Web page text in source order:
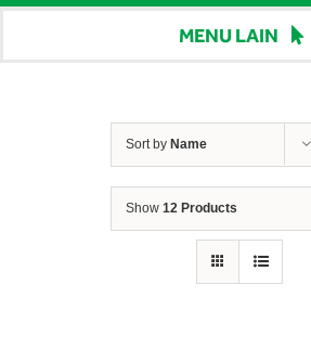
MENU LAIN
Berita
Hubungi Kami
Tentang Kami
Sort by Name
Show 12 Products